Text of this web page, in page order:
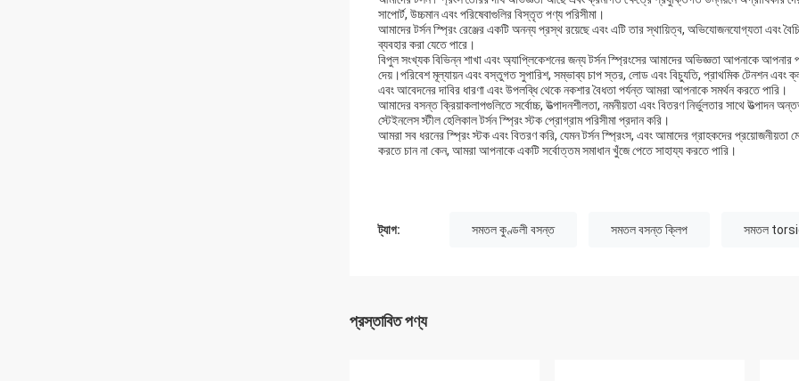
সাপোর্ট, উচ্চমান এবং পরিষেবাগুলির বিস্তৃত পণ্য পরিসীমা।
আমাদের টর্সন স্প্রিং রেঞ্জের একটি অনন্য প্রস্থ রয়েছে এবং এটি তার স্থায়িত্ব, অভিযোজনযোগ্যতা এবং
ব্যবহার করা যেতে পারে।
বিপুল সংখ্যক বিভিন্ন শাখা এবং অ্যাপ্লিকেশনের জন্য টর্সন স্প্রিংসের আমাদের অভিজ্ঞতা আপনাকে
দেয়।পরিবেশ মূল্যায়ন এবং বস্তুগত সুপারিশ, সম্ভাব্য চাপ স্তর, লোড এবং বিচ্যুতি, প্রাথমিক টেনশন এবং
এবং আবেদনের দাবির ধারণা এবং উপলব্ধি থেকে নকশার বৈধতা পর্যন্ত আমরা আপনাকে সমর্থন করতে পারি।
আমাদের বসন্ত ক্রিয়াকলাপগুলিতে সর্বোচ্চ, উত্পাদনশীলতা, নমনীয়তা এবং বিতরণ নির্ভুলতার সাথে
স্টেইনলেস স্টীল হেলিকাল টর্সন স্প্রিং স্টক প্রোগ্রাম পরিসীমা প্রদান করি।
আমরা সব ধরনের স্প্রিং স্টক এবং বিতরণ করি, যেমন টর্সন স্প্রিংস, এবং আমাদের গ্রাহকদের প্রয়োজনীয়তা
করতে চান না কেন, আমরা আপনাকে একটি সর্বোত্তম সমাধান খুঁজে পেতে সাহায্য করতে পারি।
ট্যাগ: সমতল কুণ্ডলী বসন্ত সমতল বসন্ত ক্লিপ সমতল
প্রস্তাবিত পণ্য